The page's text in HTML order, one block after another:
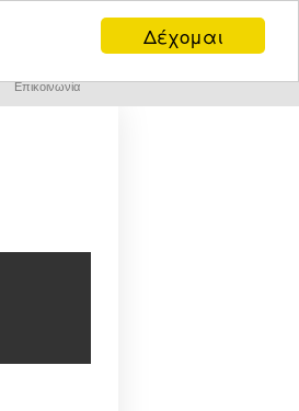
Δέχομαι
Επικοινωνία